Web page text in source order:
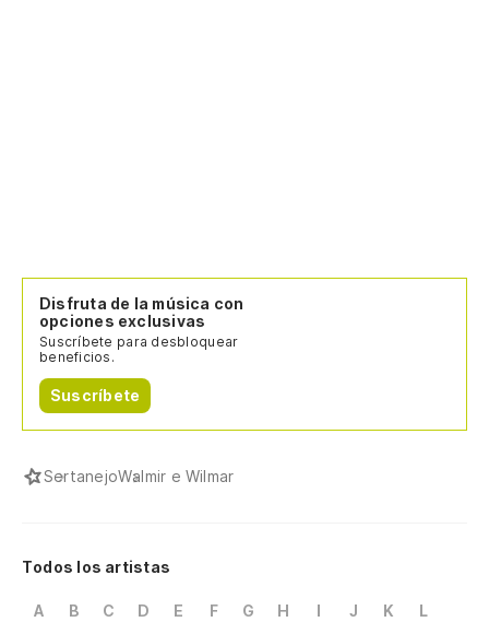
Disfruta de la música con
opciones exclusivas
Suscríbete para desbloquear
beneficios.
Suscríbete
SertanejoWalmir e Wilmar
Todos los artistas
A B C D E F G H I J K
L